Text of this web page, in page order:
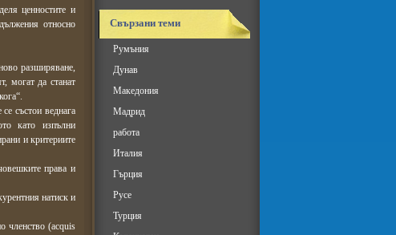
ценностите и
относно
разширяване,
могат да станат
състои веднага
като изпълни
и критериите
права и
натиск и
членство (acquis
Свързани теми
Румъния
Дунав
Македония
Мадрид
работа
Италия
Гърция
Русе
Турция